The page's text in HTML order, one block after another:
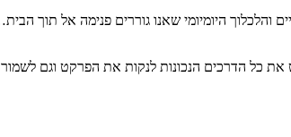
והלכלוך היומיומי שאנו גוררים פנימה אל תוך
את כל הדרכים הנכונות לנקות את הפרקט וגם